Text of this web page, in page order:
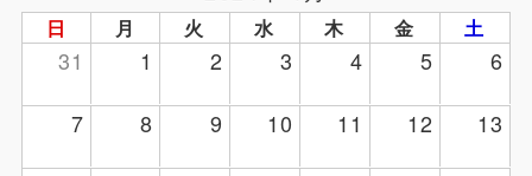
日 月 火 水 木 金 土
31 1 2 3 4 5 6
7 8 9 10 11 12 13